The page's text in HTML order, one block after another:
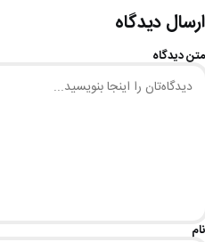
ارسال دیدگاه
متن دیدگاه
نام